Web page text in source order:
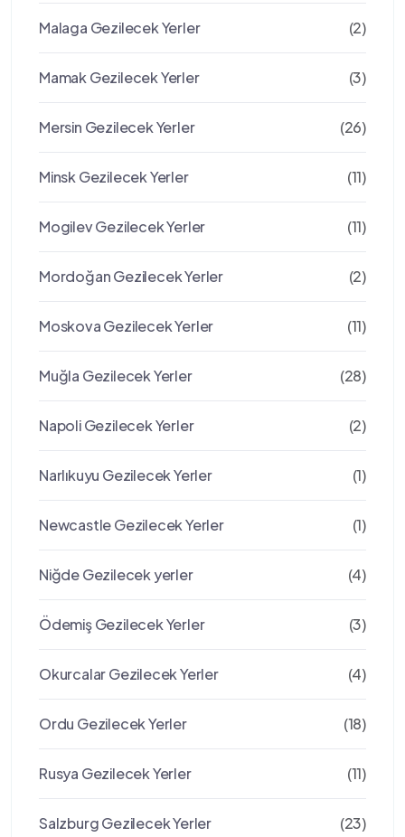
Malaga Gezilecek Yerler (2)
Mamak Gezilecek Yerler (3)
Mersin Gezilecek Yerler (26)
Minsk Gezilecek Yerler (11)
Mogilev Gezilecek Yerler (11)
Mordoğan Gezilecek Yerler (2)
Moskova Gezilecek Yerler (11)
Muğla Gezilecek Yerler (28)
Napoli Gezilecek Yerler (2)
Narlıkuyu Gezilecek Yerler (1)
Newcastle Gezilecek Yerler (1)
Niğde Gezilecek yerler (4)
Ödemiş Gezilecek Yerler (3)
Okurcalar Gezilecek Yerler (4)
Ordu Gezilecek Yerler (18)
Rusya Gezilecek Yerler (11)
Salzburg Gezilecek Yerler (23)